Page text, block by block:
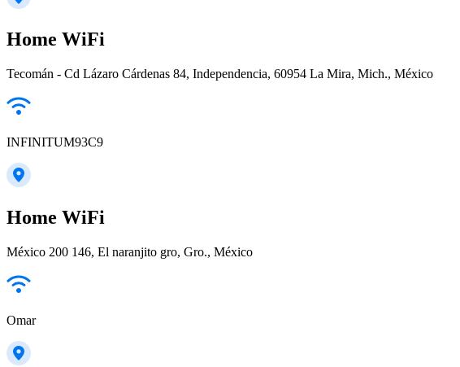
Home WiFi
Tecomán - Cd Lázaro Cárdenas 84, Independencia, 60954 La Mira, Mich., México
INFINITUM93C9
Home WiFi
México 200 146, El naranjito gro, Gro., México
Omar